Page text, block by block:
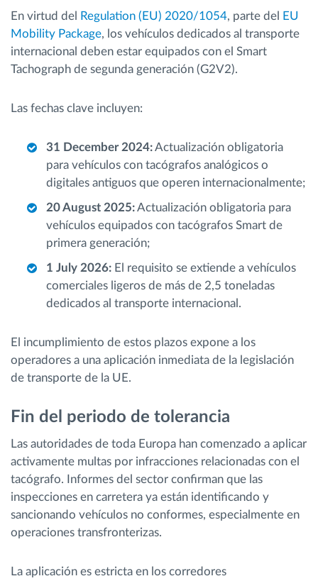
En virtud del Regulation (EU) 2020/1054, parte del
EU
Mobility Package, los vehículos dedicados al transporte
internacional deben estar equipados con el Smart
Tachograph de segunda generación (G2V2).
Las fechas clave incluyen:
31 December 2024:Actualización obligatoria
para vehículos con tacógrafos analógicos o
digitales antiguos que operen internacionalmente;
20 August 2025:Actualización obligatoria para
vehículos equipados con tacógrafos Smart de
primera generación;
1 July 2026: El requisito se extiende a vehículos
comerciales ligeros de más de 2,5 toneladas
dedicados al transporte internacional.
El incumplimiento de estos plazos expone a los
operadores a una aplicación inmediata de la legislación
de transporte de la UE.
Fin del periodo de tolerancia
Las autoridades de toda Europa han comenzado a aplicar
activamente multas por infracciones relacionadas con el
tacógrafo. Informes del sector confirman que las
inspecciones en carretera ya están identificando y
sancionando vehículos no conformes, especialmente en
operaciones transfronterizas.
La aplicación es estricta en los corredores